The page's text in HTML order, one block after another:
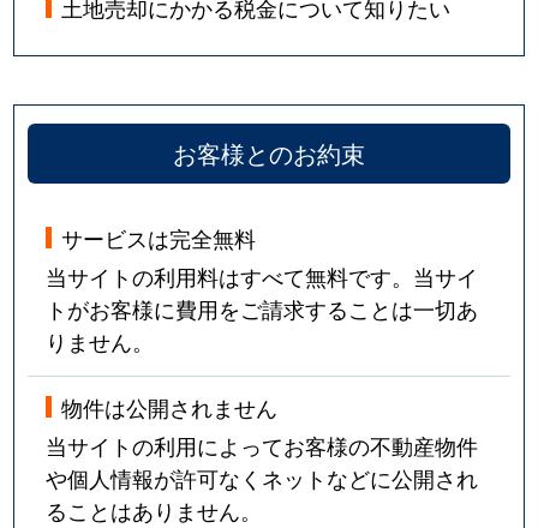
土地売却にかかる税金について知りたい
お客様とのお約束
サービスは完全無料
当サイトの利用料はすべて無料です。当サイ
トがお客様に費用をご請求することは一切あ
りません。
物件は公開されません
当サイトの利用によってお客様の不動産物件
や個人情報が許可なくネットなどに公開され
ることはありません。